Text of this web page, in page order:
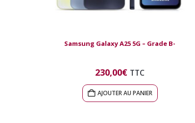
Samsung Galaxy A25 5G – Grade B-
230,00€ TTC
AJOUTER AU PANIER